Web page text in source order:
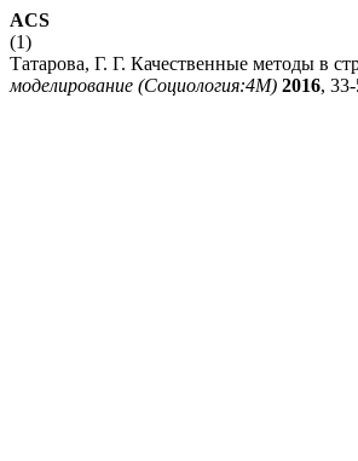
ACS
(1)
Татарова, Г. Г. Качественные методы в
моделирование (Социология:4М) 2016,